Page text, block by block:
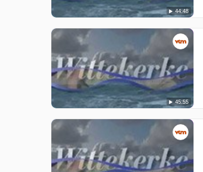
44:48
45:55